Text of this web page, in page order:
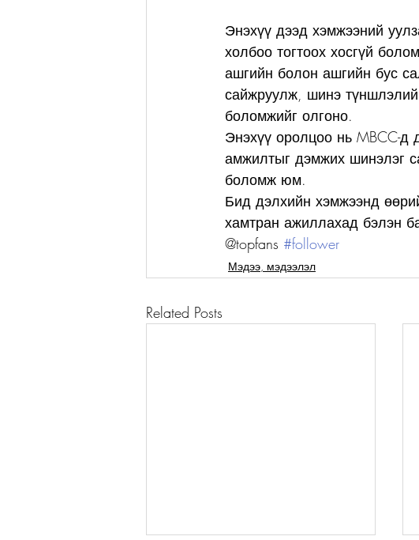
Энэхүү дээд хэмжээний
холбоо тогтоох хосгүй
ашгийн болон ашгийн бус
сайжруулж, шинэ
боломжийг олгоно.
Энэхүү оролцоо нь MBCC-д
амжилтыг дэмжих шинэлэг
боломж юм.
Бид дэлхийн хэмжээнд
хамтран ажиллахад бэлэн
@topfans #follower
Мэдээ, мэдээлэл
Related Posts